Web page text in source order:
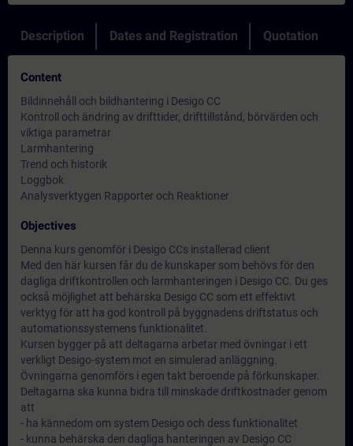
Description Dates and Registration Quotation
Content
Bildinnehåll och bildhantering i Desigo CC
Kontroll och ändring av drifttider, drifttillstånd, börvärden och
viktiga parametrar
Larmhantering
Trend och historik
Loggbok
Analysverktygen Rapporter och Reaktioner
Objectives
Denna kurs genomför i Desigo CCs installerad client
Med den här kursen får du de kunskaper som behövs för den
dagliga driftkontrollen och larmhanteringen i Desigo CC. Du ges
också möjlighet att behärska Desigo CC som ett effektivt
verktyg för att ha god kontroll på byggnadens driftstatus och
automationssystemens funktionalitet.
Kursen bygger på att deltagarna arbetar med övningar i ett
verkligt Desigo-system mot en simulerad anläggning.
Övningarna genomförs i egen takt beroende på förkunskaper.
Deltagarna ska kunna bidra till minskade driftkostnader genom
att
- ha kännedom om system Desigo och dess funktionalitet
- kunna behärska den dagliga hanteringen av Desigo CC